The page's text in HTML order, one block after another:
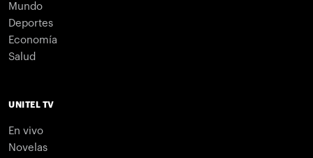
Mundo
Deportes
Economía
Salud
UNITEL TV
En vivo
Novelas